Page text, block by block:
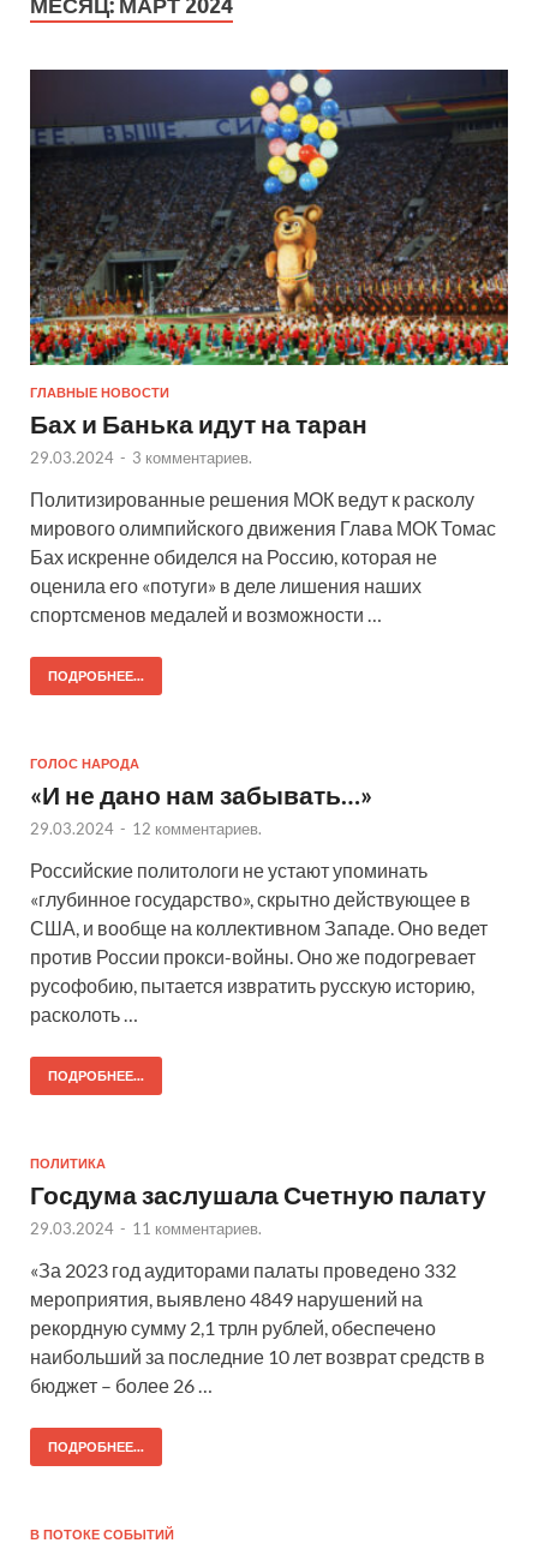
МЕСЯЦ: МАРТ 2024
ГЛАВНЫЕ НОВОСТИ
Бах и Банька идут на таран
29.03.2024 - 3 комментариев.
Политизированные решения МОК ведут к расколу
мирового олимпийского движения Глава МОК Томас
Бах искренне обиделся на Россию, которая не
оценила его «потуги» в деле лишения наших
спортсменов медалей и возможности …
ПОДРОБНЕЕ...
ГОЛОС НАРОДА
«И не дано нам забывать…»
29.03.2024 - 12 комментариев.
Российские политологи не устают упоминать
«глубинное государство», скрытно действующее в
США, и вообще на коллективном Западе. Оно ведет
против России прокси-войны. Оно же подогревает
русофобию, пытается извратить русскую историю,
расколоть …
ПОДРОБНЕЕ...
ПОЛИТИКА
Госдума заслушала Счетную палату
29.03.2024 - 11 комментариев.
«За 2023 год аудиторами палаты проведено 332
мероприятия, выявлено 4849 нарушений на
рекордную сумму 2,1 трлн рублей, обеспечено
наибольший за последние 10 лет возврат средств в
бюджет – более 26 …
ПОДРОБНЕЕ...
В ПОТОКЕ СОБЫТИЙ